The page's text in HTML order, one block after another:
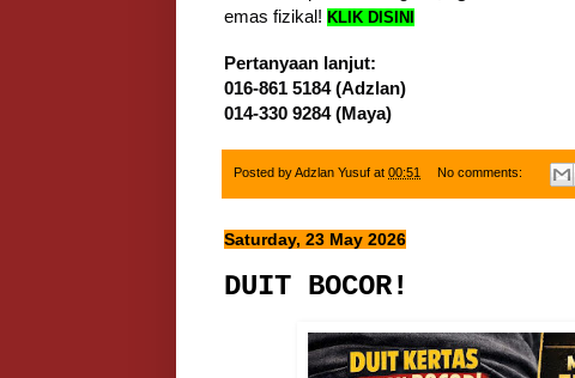
emas fizikal! KLIK DISINI
Pertanyaan lanjut:
016-861 5184 (Adzlan)
014-330 9284 (Maya)
Posted byAdzlan Yusuf at 00:51 No comments:
Saturday, 23 May 2026
DUIT BOCOR!